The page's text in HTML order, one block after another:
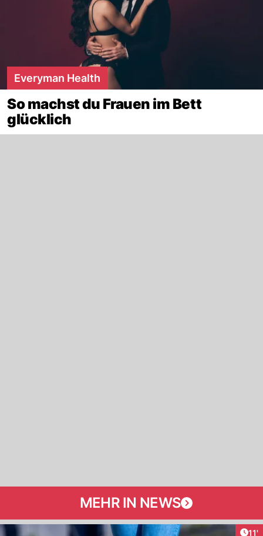
Everyman Health
So machst du Frauen im Bett
glücklich
MEHR IN NEWS
11'